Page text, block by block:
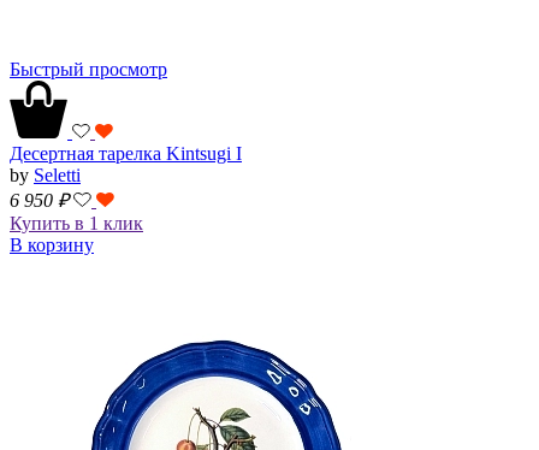
Быстрый просмотр
Десертная тарелка Kintsugi I
by Seletti
6 950 ₽
Купить в 1 клик
В корзину